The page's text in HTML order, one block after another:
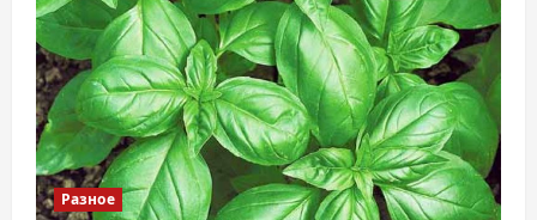
Разное